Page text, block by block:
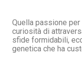
Quella passione per
curiosità di
sfide formidabili,
genetica che ha